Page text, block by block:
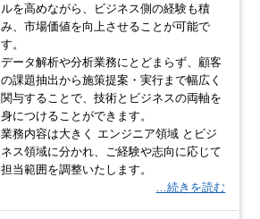
ルを高めながら、ビジネス側の経験も積
み、市場価値を向上させることが可能で
す。
データ解析や分析業務にとどまらず、顧客
の課題抽出から施策提案・実行まで幅広く
関与することで、技術とビジネスの両軸を
身につけることができます。
業務内容は大きく エンジニア領域 とビジ
ネス領域に分かれ、ご経験や志向に応じて
担当範囲を調整いたします。
…続きを読む